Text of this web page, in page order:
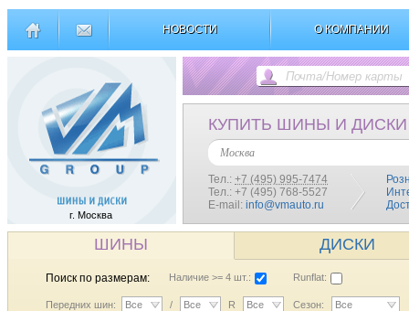
НОВОСТИ О КОМПАНИИ
г. Москва
КУПИТЬ ШИНЫ И ДИСКИ
Москва
Тел.: +7 (495) 995-7474
Тел.: +7 (495) 768-5527
E-mail: info@vmauto.ru
ШИНЫ ДИСКИ
Поиск по размерам: Наличие >= 4 шт.: Runflat:
Передних шин: Все / Все R Все Сезон: Все